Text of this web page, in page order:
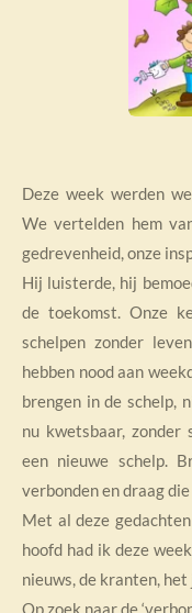
Deze week werden
We vertelden hem
gedrevenheid, onze
Hij luisterde, hij
de toekomst. Onze
schelpen zonder
hebben nood aan
brengen in de schelp,
nu kwetsbaar, zonder
een nieuwe schelp.
verbonden en draag
Met al deze
hoofd had ik deze
nieuws, de kranten,
Op zoek naar de